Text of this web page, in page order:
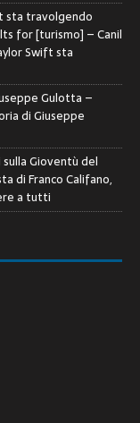
sta travolgendo
for [turismo] – Canil
Swift sta
Gulotta –
di Giuseppe
Gioventù del
di Franco Califano,
a tutti